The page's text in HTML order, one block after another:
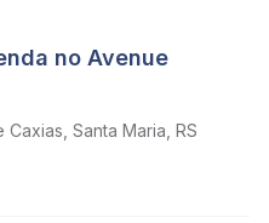
no Avenue
Santa Maria, RS